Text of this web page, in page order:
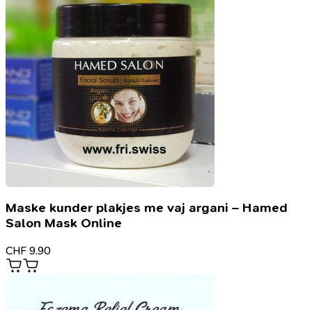
Maske kunder plakjes me vaj argani – Hamed
Salon Mask Online
CHF 9.90